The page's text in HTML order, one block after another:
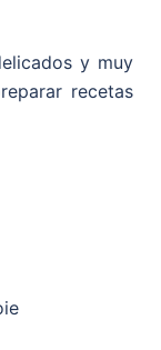
y muy
recetas